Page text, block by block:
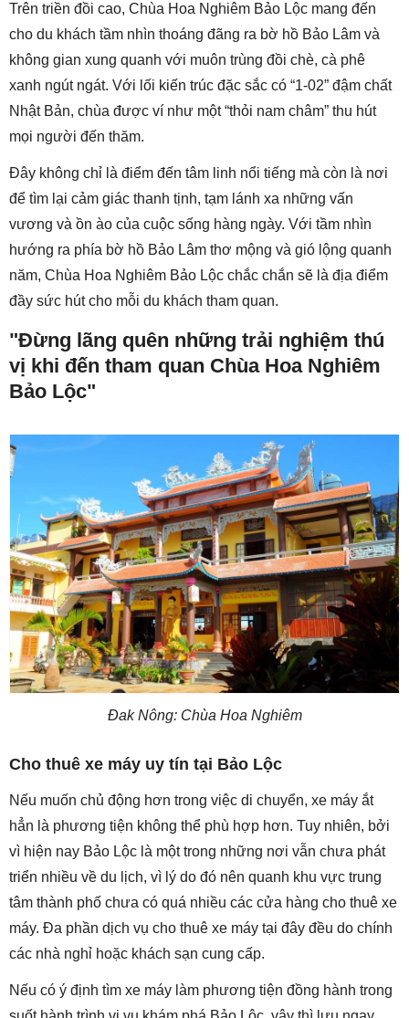
Trên triền đồi cao, Chùa Hoa Nghiêm Bảo Lộc mang đến
cho du khách tầm nhìn thoáng đãng ra bờ hồ Bảo Lâm và
không gian xung quanh với muôn trùng đồi chè, cà phê
xanh ngút ngát. Với lối kiến trúc đặc sắc có “1-02” đậm chất
Nhật Bản, chùa được ví như một “thỏi nam châm” thu hút
mọi người đến thăm.
Đây không chỉ là điểm đến tâm linh nổi tiếng mà còn là nơi
để tìm lại cảm giác thanh tịnh, tạm lánh xa những vấn
vương và ồn ào của cuộc sống hàng ngày. Với tầm nhìn
hướng ra phía bờ hồ Bảo Lâm thơ mộng và gió lộng quanh
năm, Chùa Hoa Nghiêm Bảo Lộc chắc chắn sẽ là địa điểm
đầy sức hút cho mỗi du khách tham quan.
"Đừng lãng quên những trải nghiệm thú
vị khi đến tham quan Chùa Hoa Nghiêm
Bảo Lộc"
Đak Nông: Chùa Hoa Nghiêm
Cho thuê xe máy uy tín tại Bảo Lộc
Nếu muốn chủ động hơn trong việc di chuyển, xe máy ắt
hẳn là phương tiện không thể phù hợp hơn. Tuy nhiên, bởi
vì hiện nay Bảo Lộc là một trong những nơi vẫn chưa phát
triển nhiều về du lịch, vì lý do đó nên quanh khu vực trung
tâm thành phố chưa có quá nhiều các cửa hàng cho thuê xe
máy. Đa phần dịch vụ cho thuê xe máy tại đây đều do chính
các nhà nghỉ hoặc khách sạn cung cấp.
Nếu có ý định tìm xe máy làm phương tiện đồng hành trong